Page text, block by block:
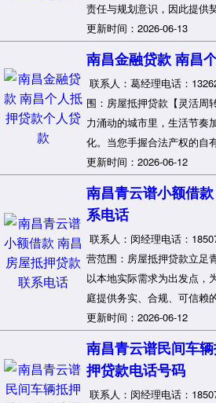
责任与规划意识，因此提供
更新时间：2026-06-13
南昌金融贷款 南昌
联系人：葛经理电话：
围：房屋抵押贷款【灵活周
力涌动的城市里，生活节奏
化。当您手握合法产权的自
更新时间：2026-06-12
南昌青云谱小额借
系电话
联系人：闵经理电话：
营范围：房屋抵押贷款立足
以本地实际需求为出发点，
庭提供务实、合规、可信赖
更新时间：2026-06-12
南昌青云谱民间车
押贷款电话号码
联系人：闵经理电话：